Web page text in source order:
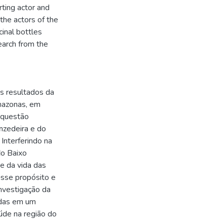
actor and
actors of the
bottles
from the
resultados da
em
e do
na
Baixo
da vida das
propósito e
da
em um
na região do